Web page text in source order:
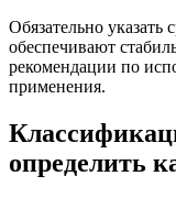
Обязательно указать
обеспечивают
рекомендации по
применения.
определить